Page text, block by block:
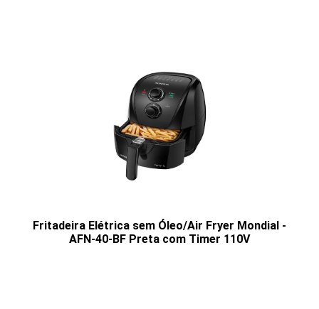
Fritadeira Elétrica sem Óleo/Air Fryer Mondial -
AFN-40-BF Preta com Timer 110V